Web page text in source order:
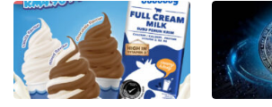
Berhad